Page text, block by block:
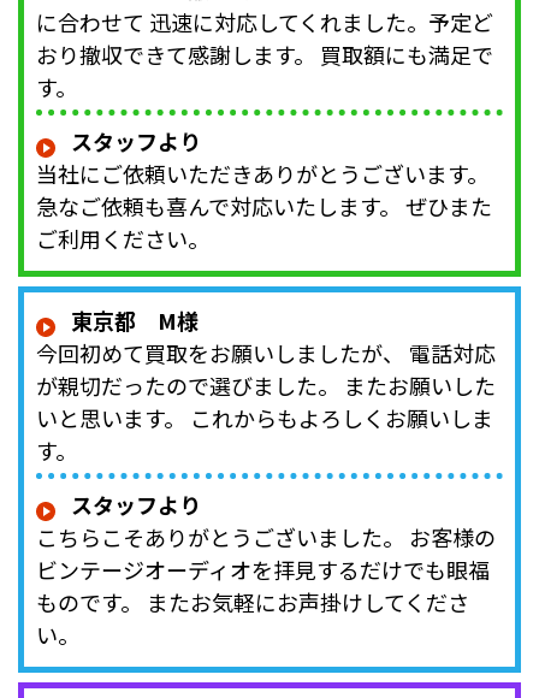
に合わせて 迅速に対応してくれました。予定ど
おり撤収できて感謝します。 買取額にも満足で
す。
スタッフより
当社にご依頼いただきありがとうございます。
急なご依頼も喜んで対応いたします。 ぜひまた
ご利用ください。
東京都 M様
今回初めて買取をお願いしましたが、 電話対応
が親切だったので選びました。 またお願いした
いと思います。 これからもよろしくお願いしま
す。
スタッフより
こちらこそありがとうございました。 お客様の
ビンテージオーディオを拝見するだけでも眼福
ものです。 またお気軽にお声掛けしてくださ
い。